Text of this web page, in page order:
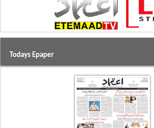
Todays Epaper